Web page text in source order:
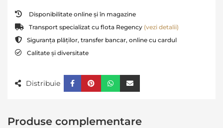
Disponibilitate online și în magazine
Transport specializat cu flota Regency (vezi detalii)
Siguranța plăților, transfer bancar, online cu cardul
Calitate și diversitate
Distribuie
Produse complementare